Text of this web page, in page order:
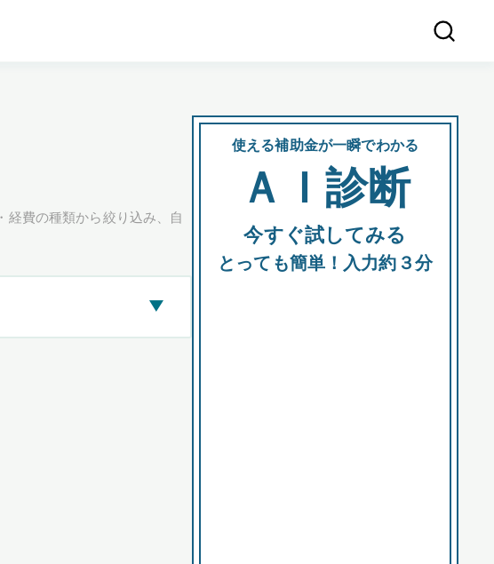
経費の種類から絞り込み、自
▶
使える補助金が一瞬でわかる
ＡＩ診断
今すぐ試してみる
とっても簡単！入力約３分